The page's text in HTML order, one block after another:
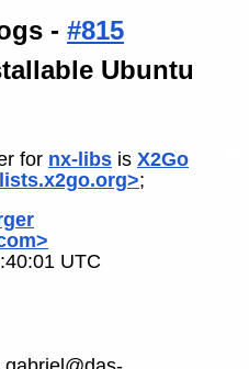
- #815
Ubuntu
for nx-libs is X2Go
;
UTC